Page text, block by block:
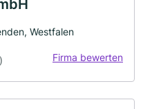
Westfalen
Firma bewerten